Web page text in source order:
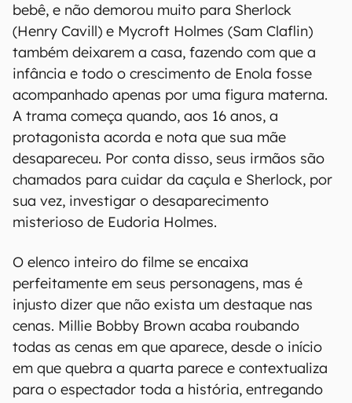
bebê, e não demorou muito para Sherlock
(Henry Cavill) e Mycroft Holmes (Sam Claflin)
também deixarem a casa, fazendo com que a
infância e todo o crescimento de Enola fosse
acompanhado apenas por uma figura materna.
A trama começa quando, aos 16 anos, a
protagonista acorda e nota que sua mãe
desapareceu. Por conta disso, seus irmãos são
chamados para cuidar da caçula e Sherlock, por
sua vez, investigar o desaparecimento
misterioso de Eudoria Holmes.
O elenco inteiro do filme se encaixa
perfeitamente em seus personagens, mas é
injusto dizer que não exista um destaque nas
cenas. Millie Bobby Brown acaba roubando
todas as cenas em que aparece, desde o início
em que quebra a quarta parece e contextualiza
para o espectador toda a história, entregando